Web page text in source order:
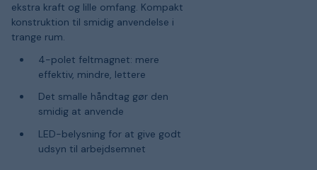
ekstra kraft og lille omfang. Kompakt
konstruktion til smidig anvendelse i
trange rum.
4-polet feltmagnet: mere
effektiv, mindre, lettere
Det smalle håndtag gør den
smidig at anvende
LED-belysning for at give godt
udsyn til arbejdsemnet